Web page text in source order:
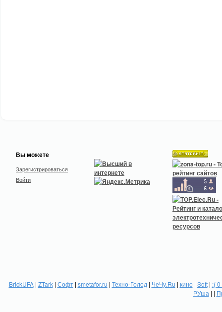
Вы можете
Зарегистрироваться
Войти
BrickUFA| ZTark| Софт| smetafor.ru | Техно-Голод | ЧеЧу.Ru | кино| Soft| :(
РУша | |